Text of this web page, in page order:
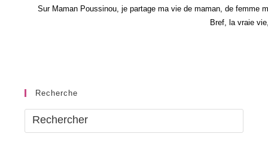
Sur Maman Poussinou, je partage ma vie de maman, de femme
Bref, la vraie
Recherche